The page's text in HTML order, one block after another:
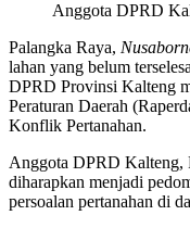
Anggota DPRD
Palangka Raya,
lahan yang belum
DPRD Provinsi Kalteng
Peraturan Daerah
Konflik Pertanahan.
Anggota DPRD Kalteng,
diharapkan menjadi
persoalan pertanahan di